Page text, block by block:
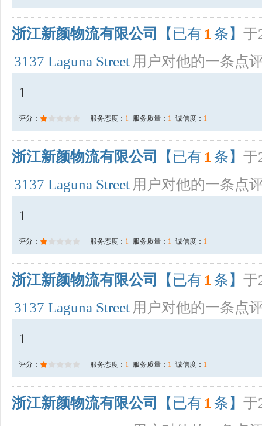
浙江新颜物流有限公司 【已有 1 条】 于
3137 Laguna Street 用户对他的一条点
1
评分： 服务态度： 1 服务质量： 1 诚信度： 1
浙江新颜物流有限公司 【已有 1 条】 于
3137 Laguna Street 用户对他的一条点
1
评分： 服务态度： 1 服务质量： 1 诚信度： 1
浙江新颜物流有限公司 【已有 1 条】 于
3137 Laguna Street 用户对他的一条点
1
评分： 服务态度： 1 服务质量： 1 诚信度： 1
浙江新颜物流有限公司 【已有 1 条】 于